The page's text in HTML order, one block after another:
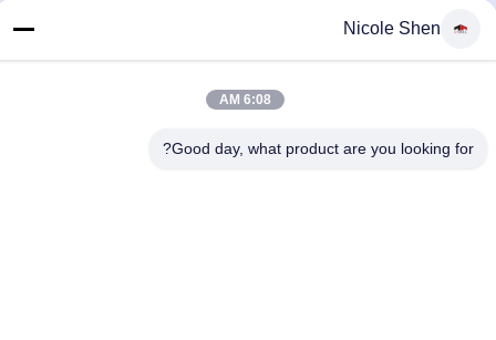
Nicole Shen
6:08 AM
Good day, what product are you looking for?